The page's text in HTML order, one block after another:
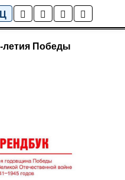
Ц
летия Победы